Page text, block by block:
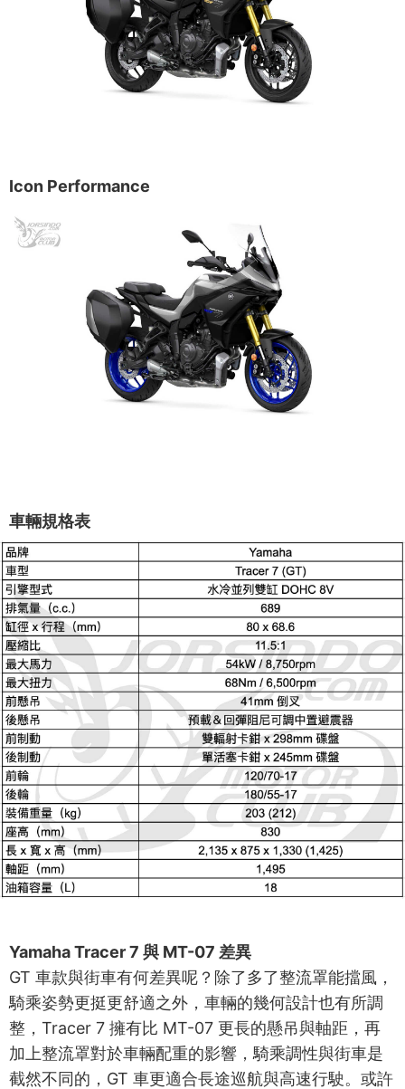
Icon Performance
車輛規格表
Yamaha Tracer 7 與 MT-07 差異
GT 車款與街車有何差異呢？除了多了整流罩能擋風，
騎乘姿勢更挺更舒適之外，車輛的幾何設計也有所調
整，Tracer 7 擁有比 MT-07 更長的懸吊與軸距，再
加上整流罩對於車輛配重的影響，騎乘調性與街車是
截然不同的，GT 車更適合長途巡航與高速行駛。或許